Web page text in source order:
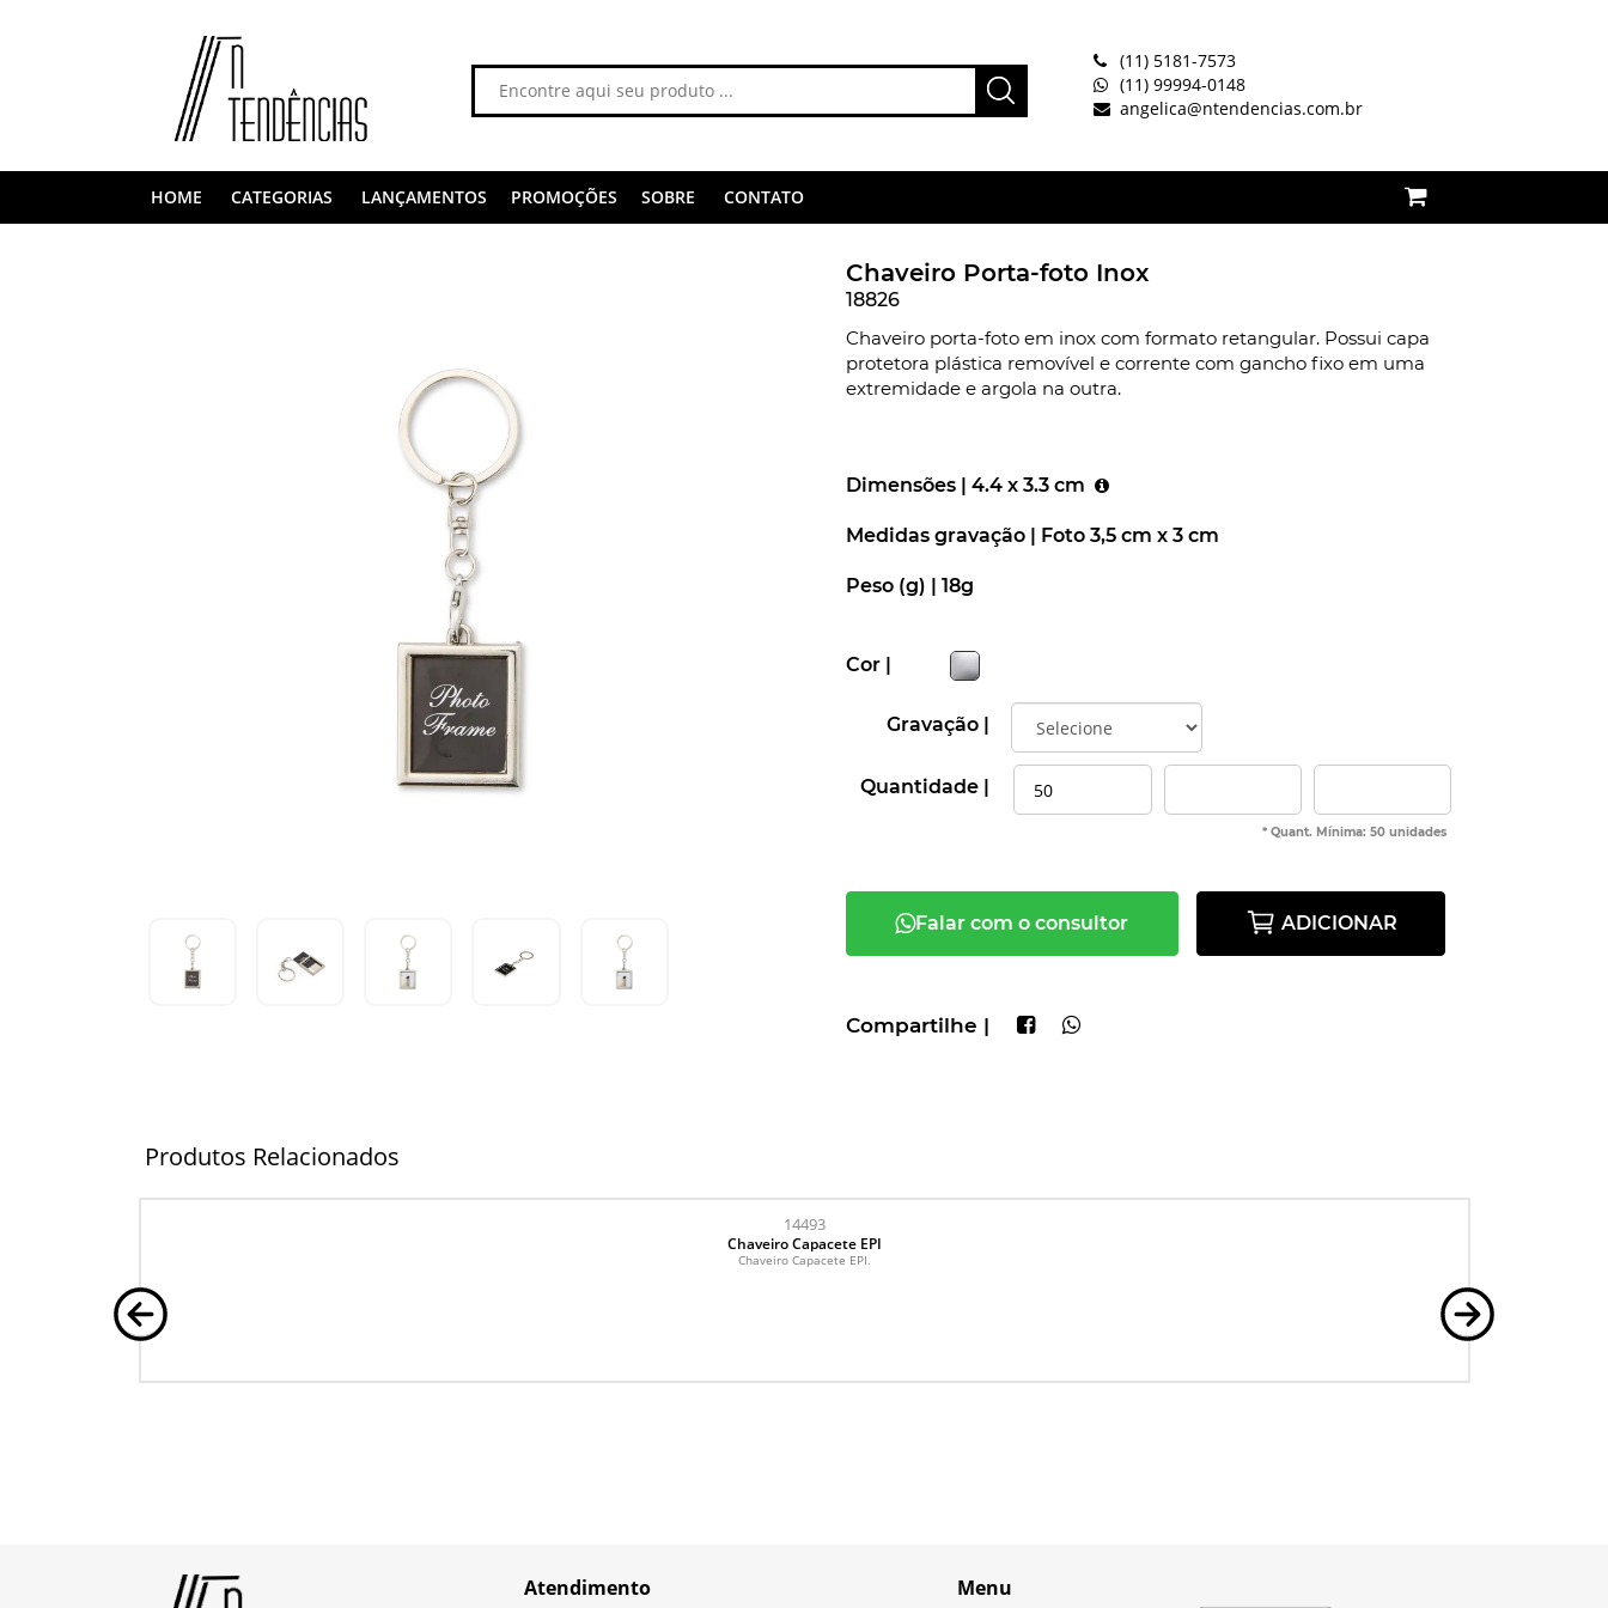
(11) 5181-7573
(11) 99994-0148
angelica@ntendencias.com.br
HOME CATEGORIAS LANÇAMENTOS PROMOÇÕES SOBRE CONTATO
Chaveiro Porta-foto Inox
18826
Chaveiro porta-foto em inox com formato retangular. Possui capa
protetora plástica removível e corrente com gancho fixo em uma
extremidade e argola na outra.
Dimensões | 4.4 x 3.3 cm
Medidas gravação | Foto 3,5 cm x 3 cm
Peso (g) | 18g
Cor |
Gravação |
Quantidade |
* Quant. Mínima: 50 unidades
Falar com o consultor ADICIONAR
Compartilhe |
Produtos Relacionados
14493
Chaveiro Capacete EPI
Chaveiro Capacete EPI.
Atendimento Menu